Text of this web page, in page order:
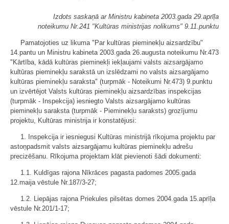
Izdots saskaņā ar Ministru kabineta 2003.gada 29.aprīļa
noteikumu Nr.241 "Kultūras ministrijas nolikums" 9.11.punktu
Pamatojoties uz likuma "Par kultūras pieminekļu aizsardzību"
14.pantu un Ministru kabineta 2003.gada 26.augusta noteikumu Nr.473
"Kārtība, kādā kultūras pieminekļi iekļaujami valsts aizsargājamo
kultūras pieminekļu sarakstā un izslēdzami no valsts aizsargājamo
kultūras pieminekļu saraksta" (turpmāk - Noteikumi Nr.473) 9.punktu
un izvērtējot Valsts kultūras pieminekļu aizsardzības inspekcijas
(turpmāk - Inspekcija) iesniegto Valsts aizsargājamo kultūras
pieminekļu saraksta (turpmāk - Pieminekļu saraksts) grozījumu
projektu, Kultūras ministrija ir konstatējusi:
1. Inspekcija ir iesniegusi Kultūras ministrijā rīkojuma projektu par
astoņpadsmit valsts aizsargājamu kultūras pieminekļu adrešu
precizēšanu. Rīkojuma projektam klāt pievienoti šādi dokumenti:
1.1. Kuldīgas rajona Nīkrāces pagasta padomes 2005.gada
12.maija vēstule Nr.187/3-27;
1.2. Liepājas rajona Priekules pilsētas domes 2004.gada 15.aprīļa
vēstule Nr.201/1-17;